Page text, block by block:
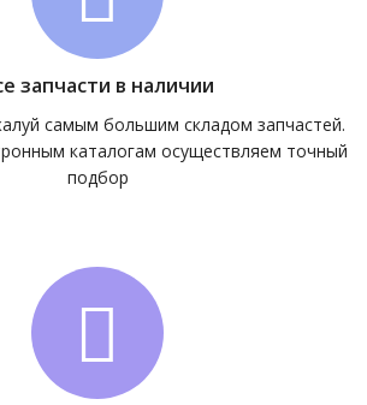
запчасти в наличии
самым большим складом запчастей.
каталогам осуществляем точный
подбор